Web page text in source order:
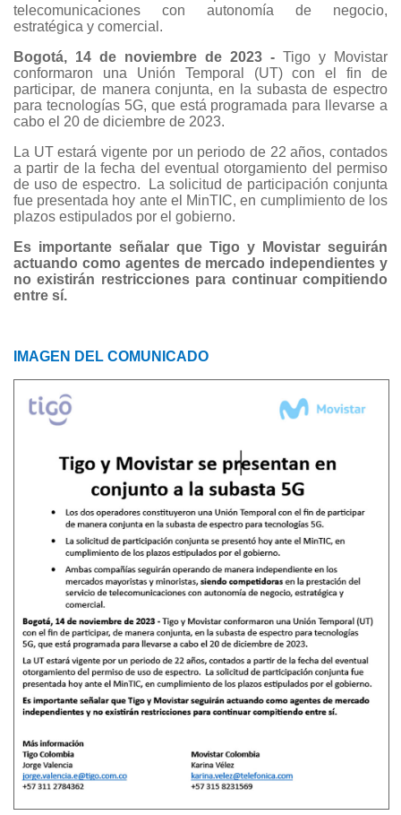
telecomunicaciones con autonomía de negocio,
estratégica y comercial.
Bogotá, 14 de noviembre de 2023 - Tigo y Movistar
conformaron una Unión Temporal (UT) con el fin de
participar, de manera conjunta, en la subasta de espectro
para tecnologías 5G, que está programada para llevarse a
cabo el 20 de diciembre de 2023.
La UT estará vigente por un periodo de 22 años, contados
a partir de la fecha del eventual otorgamiento del permiso
de uso de espectro. La solicitud de participación conjunta
fue presentada hoy ante el MinTIC, en cumplimiento de los
plazos estipulados por el gobierno.
Es importante señalar que Tigo y Movistar seguirán
actuando como agentes de mercado independientes y
no existirán restricciones para continuar compitiendo
entre sí.
IMAGEN DEL COMUNICADO